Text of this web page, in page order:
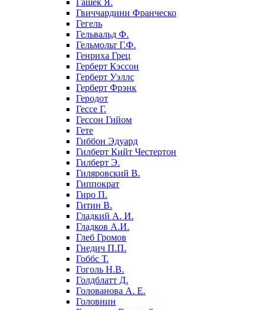
Гашек Я.
Гвиччардини Франческо
Гегель
Гельвальд Ф.
Гельмольт Г.Ф.
Генриха Грец
Герберт Кэссон
Герберт Уэллс
Герберт Фрэнк
Геродот
Гессе Г.
Гессон Гийом
Гете
Гиббон Эдуард
Гилберт Кийт Честертон
Гилберт Э.
Гиляровский В.
Гиппократ
Гиро П.
Гитин В.
Гладкий А. И.
Гладков А.И.
Глеб Громов
Гнедич П.П.
Гоббс Т.
Гоголь Н.В.
Голдблатт Д.
Голованова А. Е.
Головнин